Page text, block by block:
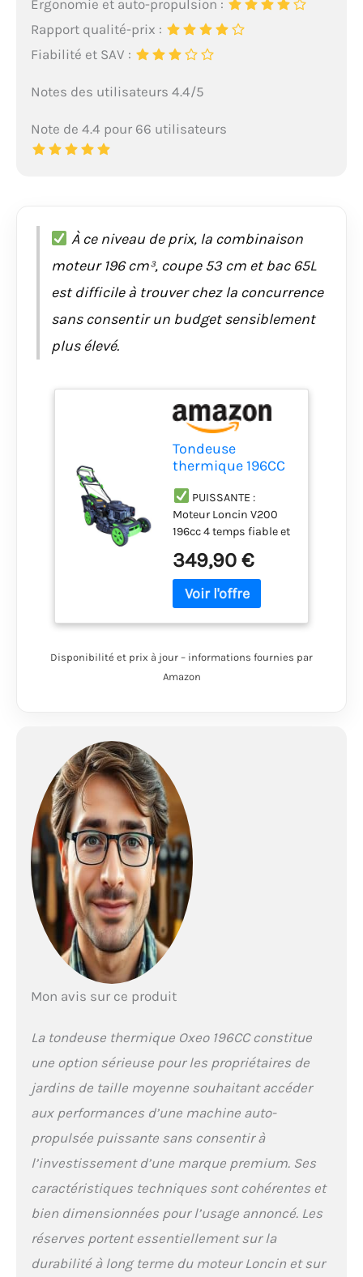
Ergonomie et auto-propulsion :
Rapport qualité-prix :
Fiabilité et SAV :
Notes des utilisateurs 4.4/5
Note de 4.4 pour 66 utilisateurs
À ce niveau de prix, la combinaison
moteur 196 cm³, coupe 53 cm et bac 65L
est difficile à trouver chez la concurrence
sans consentir un budget sensiblement
plus élevé.
Tondeuse
thermique 196CC
auto-propulsée -
moteur Loncin
V200 - largeur de
coupe 53 cm -
Bac collecteur 65L
PUISSANTE :
Moteur Loncin V200
196cc 4 temps fiable et
démarrage facile.
Idéale pour les
grandes surfaces et
Auto-propulsée avec
praticité.
: Largeur de coupe de
53 cm et 8 hauteurs
réglables de 25 à 75
mm. Couvre
rapidement de
grandes zones avec
une tonte précise.
POLYVALENTE : 4
fonctions : ramassage,
de 65L avec témoin de
impeccable.
MARQUE FRANCAISE :
Ce produit a été
rigoureusement
sélectionné et testé
par nos équipes en
rechange en stock
permanent.
349,90 €
Disponibilité et prix à jour – informations fournies par
Amazon
Mon avis sur ce produit
La tondeuse thermique Oxeo 196CC constitue
une option sérieuse pour les propriétaires de
jardins de taille moyenne souhaitant accéder
aux performances d’une machine auto-
propulsée puissante sans consentir à
l’investissement d’une marque premium. Ses
caractéristiques techniques sont cohérentes et
bien dimensionnées pour l’usage annoncé. Les
réserves portent essentiellement sur la
durabilité à long terme du moteur Loncin et sur